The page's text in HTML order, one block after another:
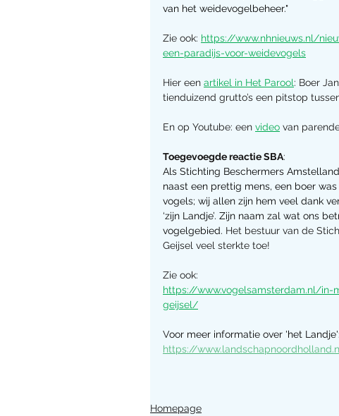
van het weidevogelbeheer."
Zie ook: https://www.nhnieuws.nl/
een-paradijs-voor-weidevogels
Hier een artikel in Het Parool: Boer
tienduizend grutto’s een pitstop
En op Youtube: een video van
Toegevoegde reactie SBA:
Als Stichting Beschermers
naast een prettig mens, een boer
vogels; wij allen zijn hem veel dank
‘zijn Landje’. Zijn naam zal wat ons
vogelgebied. Het bestuur van de
Geijsel veel sterkte toe!
Zie ook:
https://www.vogelsamsterdam.nl/in-
geijsel/
Voor meer informatie over 'het Landje':
https://
Homepage